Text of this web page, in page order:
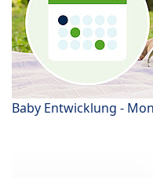
Baby Entwicklung -